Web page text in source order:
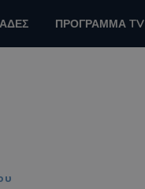
ΠΡΟΓΡΑΜΜΑ TV